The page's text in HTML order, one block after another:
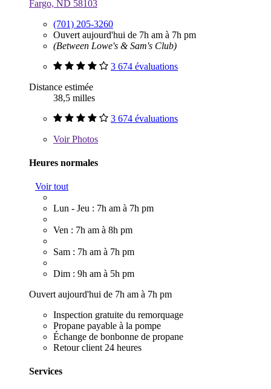
Fargo, ND 58103
(701) 205-3260
Ouvert aujourd'hui de 7h am à 7h pm
(Between Lowe's & Sam's Club)
3 674 évaluations
Distance estimée
38,5 milles
3 674 évaluations
VoirPhotos
Heures normales
Voir tout
Lun - Jeu : 7h am à 7h pm
Ven : 7h am à 8h pm
Sam : 7h am à 7h pm
Dim : 9h am à 5h pm
Ouvert aujourd'hui de 7h am à 7h pm
Inspection gratuite du remorquage
Propane payable à la pompe
Échange de bonbonne de propane
Retour client 24 heures
Services